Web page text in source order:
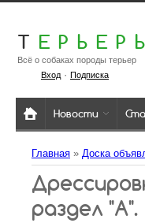
Т
Всё о собаках породы терьер
Вход· Подписка
Новости
Главная » Доска
раздел "А".